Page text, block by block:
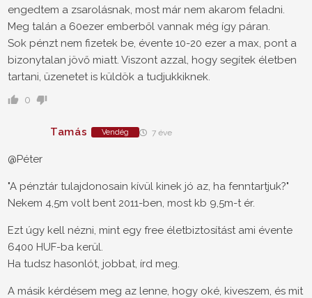
engedtem a zsarolásnak, most már nem akarom feladni.
Meg talán a 60ezer emberből vannak még így páran.
Sok pénzt nem fizetek be, évente 10-20 ezer a max, pont a
bizonytalan jövő miatt. Viszont azzal, hogy segítek életben
tartani, üzenetet is küldök a tudjukkiknek.
0
Tamás Vendég 7 éve
@Péter
"A pénztár tulajdonosain kívül kinek jó az, ha fenntartjuk?"
Nekem 4,5m volt bent 2011-ben, most kb 9,5m-t ér.
Ezt úgy kell nézni, mint egy free életbiztosítást ami évente
6400 HUF-ba kerül.
Ha tudsz hasonlót, jobbat, írd meg.
A másik kérdésem meg az lenne, hogy oké, kiveszem, és mit